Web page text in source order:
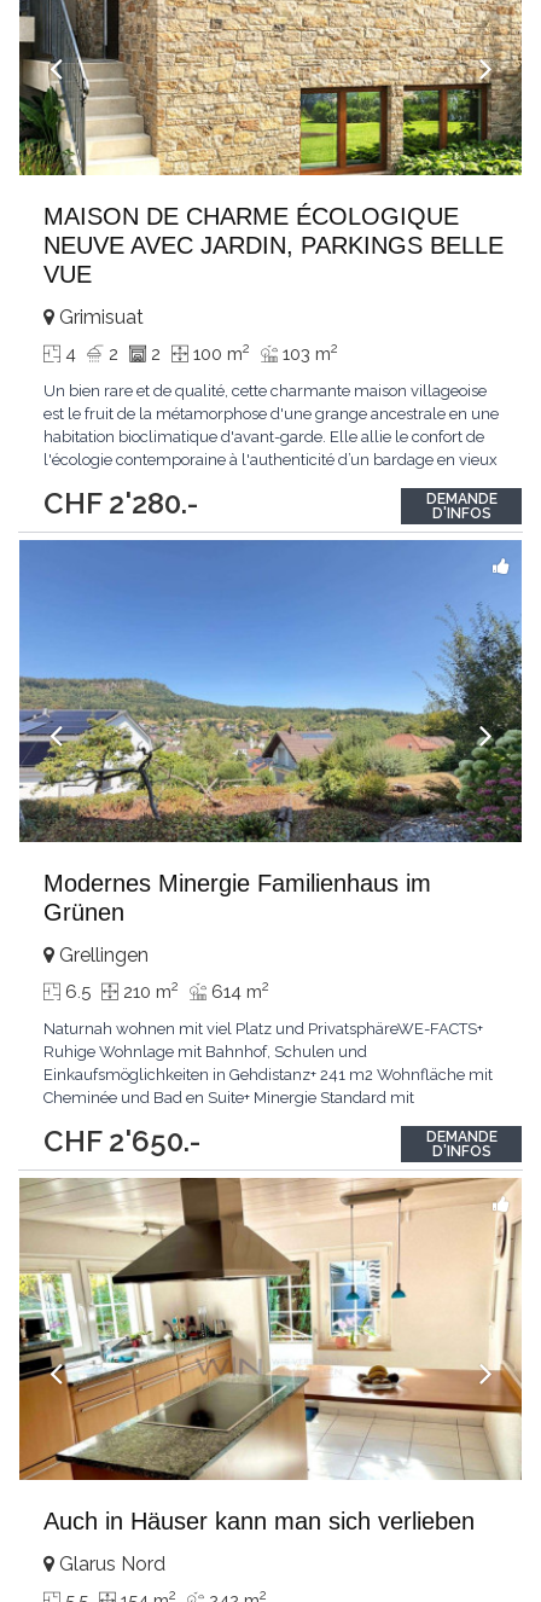
MAISON DE CHARME ÉCOLOGIQUE
NEUVE AVEC JARDIN, PARKINGS BELLE
VUE
CHF 2'280.-
Grimisuat
4 2 2 100 m2 103 m2
Un bien rare et de qualité, cette charmante maison villageoise
est le fruit de la métamorphose d'une grange ancestrale en une
habitation bioclimatique d'avant-garde. Elle allie le confort de
l'écologie contemporaine à l'authenticité d’un bardage en vieux
proximité immédiate du quartier résidentiel de Grimisuat, cette
propriété...
DEMANDE
D'INFOS
Modernes Minergie Familienhaus im
Grünen
CHF 2'650.-
Grellingen
6.5 210 m2 614 m2
Naturnah wohnen mit viel Platz und PrivatsphäreWE-FACTS+
Ruhige Wohnlage mit Bahnhof, Schulen und
Einkaufsmöglichkeiten in Gehdistanz+ 241 m2 Wohnfläche mit
Cheminée und Bad en Suite+ Minergie Standard mit
Anspruch an Raum und LebensqualitätKLARTEXT: Ein Zuhause
zum Ankommen, Wohlfühlen und Geniessen.Interessiert?
JETZT anrufen: +41 ...
DEMANDE
D'INFOS
Auch in Häuser kann man sich verlieben
Glarus Nord
2 2